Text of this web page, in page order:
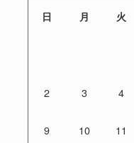
日 月 火
2 3 4
9 10 11